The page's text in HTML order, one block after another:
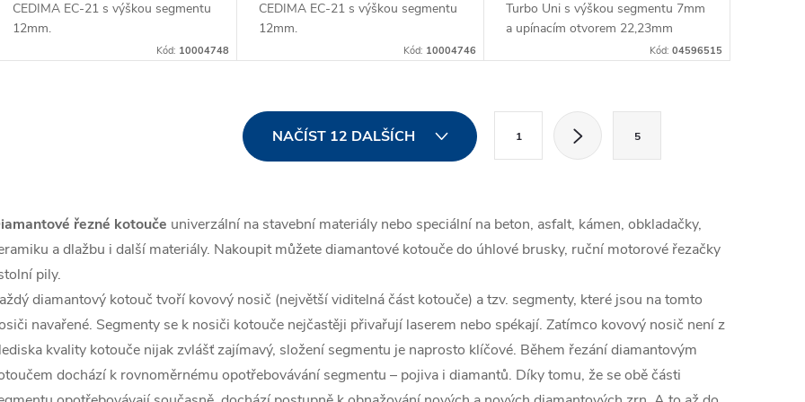
CEDIMA EC-21 s výškou segmentu
12mm.
Kód: 10004748
CEDIMA EC-21 s výškou segmentu
12mm.
Kód: 10004746
Turbo Uni s výškou segmentu 7mm
a upínacím otvorem 22,23mm
Kód: 04596515
NAČÍST 12 DALŠÍCH
á
n
o
v
á
n
1 5
řezné kotouče univerzální na stavební materiály nebo speciální na beton, asfalt, kámen, obkladačky,
a dlažbu i další materiály. Nakoupit můžete diamantové kotouče do úhlové brusky, ruční motorové řezačky
pily.
diamantový kotouč tvoří kovový nosič (největší viditelná část kotouče) a tzv. segmenty, které jsou na tomto
navařené. Segmenty se k nosiči kotouče nejčastěji přivařují laserem nebo spékají. Zatímco kovový nosič není z
kvality kotouče nijak zvlášť zajímavý, složení segmentu je naprosto klíčové. Během řezání diamantovým
dochází k rovnoměrnému opotřebovávání segmentu – pojiva i diamantů. Díky tomu, že se obě části